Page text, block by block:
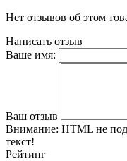
Нет отзывов об этом
Написать отзыв
Ваше имя:
Ваш отзыв
Внимание: HTML не
текст!
Рейтинг